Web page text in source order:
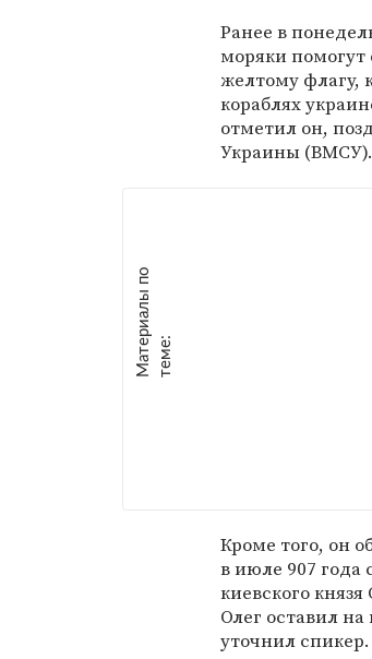
Ранее в
моряки помогут
желтому флагу,
кораблях
отметил он,
Украины (ВМСУ).
М
а
т е
р
и
а
л
ы
п
о
т
е
м
е :
Кроме того, он
в июле 907 года
киевского
Олег оставил
уточнил спикер.